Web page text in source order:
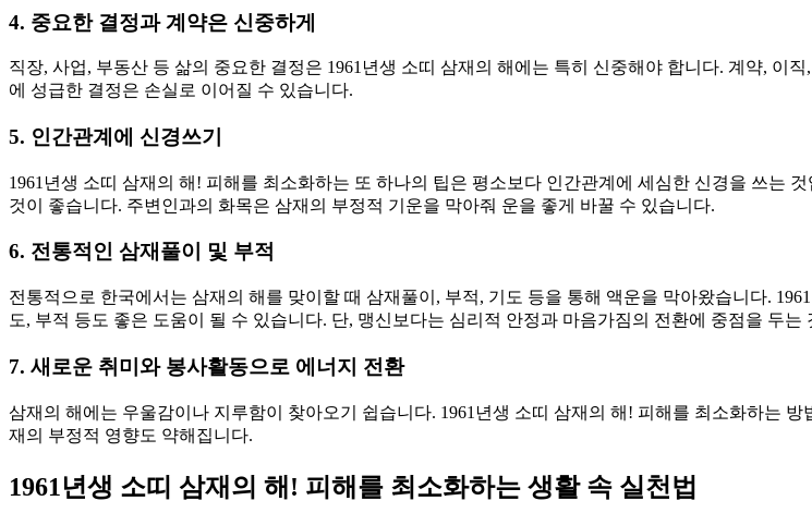
4. 중요한 결정과 계약은 신중하게
직장, 사업, 부동산 등 삶의 중요한 결정은 1961년생 소띠 삼재의 해에는 특히 신중해야 합니다. 계약, 이
에 성급한 결정은 손실로 이어질 수 있습니다.
5. 인간관계에 신경쓰기
1961년생 소띠 삼재의 해! 피해를 최소화하는 또 하나의 팁은 평소보다 인간관계에 세심한 신경을 쓰는
것이 좋습니다. 주변인과의 화목은 삼재의 부정적 기운을 막아줘 운을 좋게 바꿀 수 있습니다.
6. 전통적인 삼재풀이 및 부적
전통적으로 한국에서는 삼재의 해를 맞이할 때 삼재풀이, 부적, 기도 등을 통해 액운을 막아왔습니다.
도, 부적 등도 좋은 도움이 될 수 있습니다. 단, 맹신보다는 심리적 안정과 마음가짐의 전환에 중점을 두는
7. 새로운 취미와 봉사활동으로 에너지 전환
삼재의 해에는 우울감이나 지루함이 찾아오기 쉽습니다. 1961년생 소띠 삼재의 해! 피해를 최소화하는
재의 부정적 영향도 약해집니다.
1961년생 소띠 삼재의 해! 피해를 최소화하는 생활 속 실천법